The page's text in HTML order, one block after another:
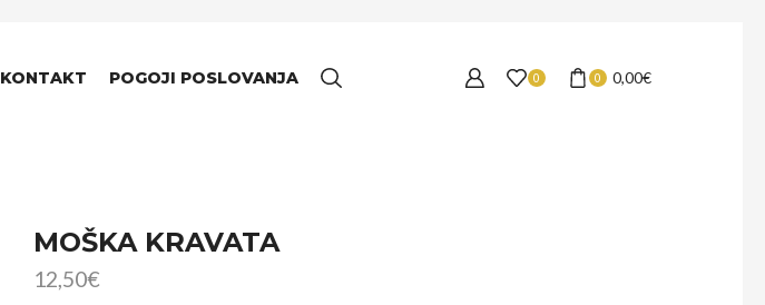
KONTAKT POGOJI POSLOVANJA 0 0 0,00€
MOŠKA KRAVATA
12,50€